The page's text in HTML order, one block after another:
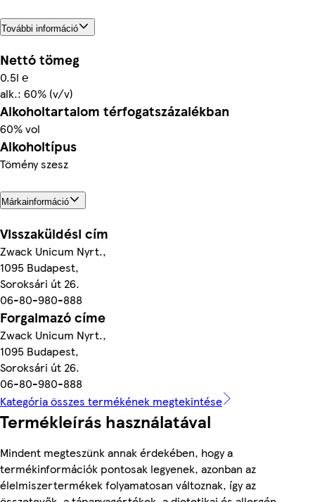
További információ
Nettó tömeg
0.5l ℮
alk.: 60% (v/v)
Alkoholtartalom térfogatszázalékban
60% vol
Alkoholtípus
Tömény szesz
Márkainformáció
Visszaküldési cím
Zwack Unicum Nyrt.,
1095 Budapest,
Soroksári út 26.
06-80-980-888
Forgalmazó címe
Zwack Unicum Nyrt.,
1095 Budapest,
Soroksári út 26.
06-80-980-888
Kategória összes termékének megtekintése
Termékleírás használatával
Mindent megteszünk annak érdekében, hogy a
termékinformációk pontosak legyenek, azonban az
élelmiszertermékek folyamatosan változnak, így az